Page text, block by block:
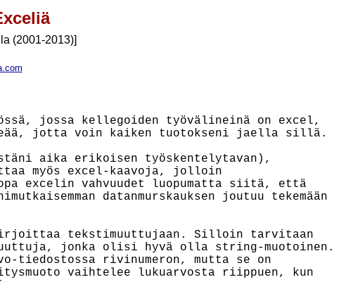
(2001-2013)]
jossa kellegoiden työvälineinä on excel,
jotta voin kaiken tuotokseni jaella sillä.
aika erikoisen työskentelytavan),
myös excel-kaavoja, jolloin
excelin vahvuudet luopumatta siitä, että
datanmurskauksen joutuu tekemään
tekstimuuttujaan. Silloin tarvitaan
jonka olisi hyvä olla string-muotoinen.
tiedostossa rivinumeron, mutta se on
vaihtelee lukuarvosta riippuen, kun